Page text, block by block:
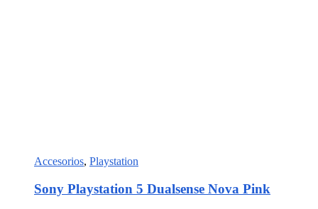
Accesorios, Playstation
Sony Playstation 5 Dualsense Nova Pink